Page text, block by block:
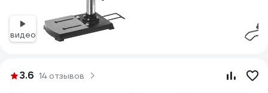
видео
3.6 14 отзывов